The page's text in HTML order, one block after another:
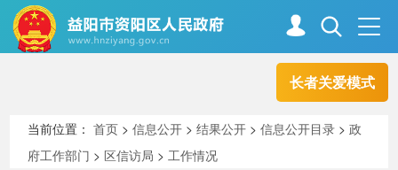
长者关爱模式
走进资阳
当前位置：首页 >信息公开 >结果公开 >信息公开目录 >政
府工作部门 > 区信访局 >工作情况